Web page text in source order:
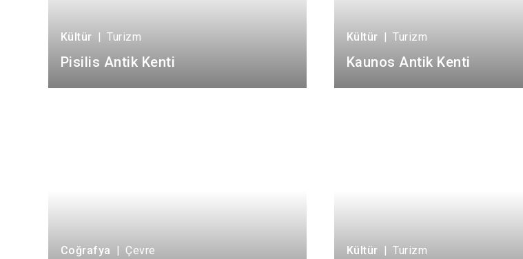
Kültür | Turizm
Pisilis Antik Kenti
Kültür | Turizm
Kaunos Antik Kenti
Coğrafya | Çevre Kültür | Turizm